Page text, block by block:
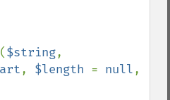
($string
, $length = null